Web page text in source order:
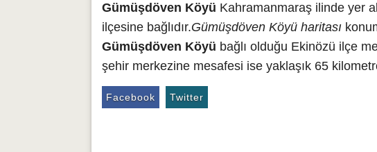
Gümüşdöven Köyü Kahramanmaraş ilinde yer
ilçesine bağlıdır.Gümüşdöven Köyü haritası
Gümüşdöven Köyü bağlı olduğu Ekinözü ilçe
şehir merkezine mesafesi ise yaklaşık 65
Facebook Twitter